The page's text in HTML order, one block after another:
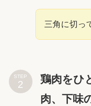
三角に切っ
STEP
鶏肉をひ
肉、下味